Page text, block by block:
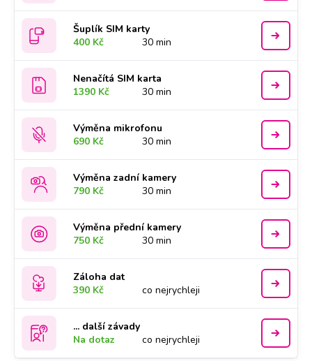
Šuplík SIM karty
400 Kč
30 min
Nenačítá SIM karta
1390 Kč
30 min
Výměna mikrofonu
690 Kč
30 min
Výměna zadní kamery
790 Kč
30 min
Výměna přední kamery
750 Kč
30 min
Záloha dat
390 Kč
co nejrychleji
... další závady
Na dotaz
co nejrychleji